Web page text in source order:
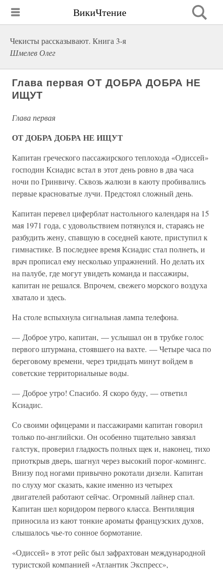
ВикиЧтение
Чекисты рассказывают. Книга 3-я
Шмелев Олег
Глава первая ОТ ДОБРА ДОБРА НЕ
ИЩУТ
Глава первая
ОТ ДОБРА ДОБРА НЕ ИЩУТ
Капитан греческого пассажирского теплохода «Одиссей»
господин Ксиадис встал в этот день ровно в два часа
ночи по Гринвичу. Сквозь жалюзи в каюту пробивались
первые красноватые лучи. Предстоял сложный день.
Капитан перевел циферблат настольного календаря на 15
мая 1971 года, с удовольствием потянулся и, стараясь не
разбудить жену, спавшую в соседней каюте, приступил к
гимнастике. В последнее время Ксиадис стал полнеть, и
врач прописал ему несколько упражнений. Но делать их
на палубе, где могут увидеть команда и пассажиры,
капитан не решался. Впрочем, свежего морского воздуха
хватало и здесь.
На столе вспыхнула сигнальная лампа телефона.
— Доброе утро, капитан, — услышал он в трубке голос
первого штурмана, стоявшего на вахте. — Четыре часа по
береговому времени, через тридцать минут войдем в
советские территориальные воды.
— Доброе утро! Спасибо. Я скоро буду, — ответил
Ксиадис.
Со своими офицерами и пассажирами капитан говорил
только по-английски. Он особенно тщательно завязал
галстук, проверил гладкость полных щек и, наконец, тихо
приоткрыв дверь, шагнул через высокий порог-комингс.
Внизу под ногами привычно рокотали дизели. Капитан
по слуху мог сказать, какие именно из четырех
двигателей работают сейчас. Огромный лайнер спал.
Капитан шел коридором первого класса. Вентиляция
приносила из кают тонкие ароматы французских духов,
слышалось чье-то сонное бормотание.
«Одиссей» в этот рейс был зафрахтован международной
туристской компанией «Атлантик Экспресс»,